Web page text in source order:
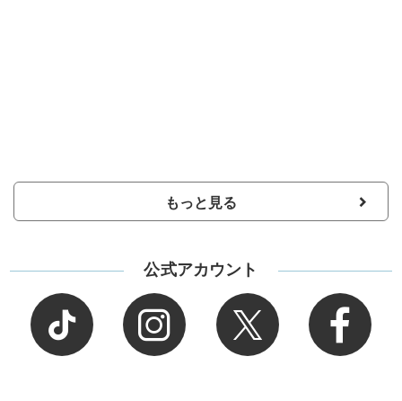
もっと見る
公式アカウント